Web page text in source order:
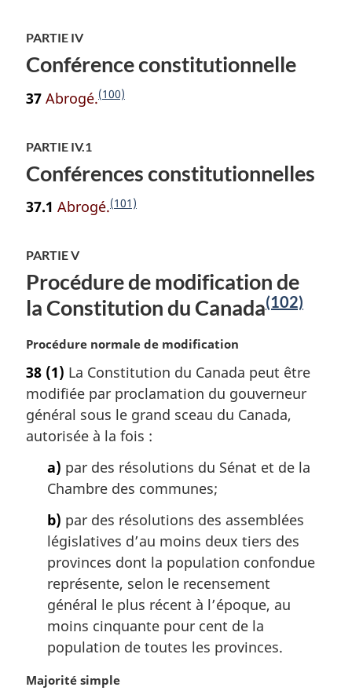
:
d
d
e
PARTIE IV
Conférence constitutionnelle
37 Abrogé.N
d
e
d
e
a
g
e
(100)
PARTIE IV.1
Conférences constitutionnelles
37.1 Abrogé.N
d
e
i
n
d
e
p
a
g
(101)
PARTIE V
Procédure de modification de
la Constitution du CanadaN
e
d
f
n
d
e
p
a
g
(102)
N
t
e
m
a
Procédure normale de modification
38 (1) La Constitution du Canada peut être
modifiée par proclamation du gouverneur
général sous le grand sceau du Canada,
autorisée à la fois :
a) par des résolutions du Sénat et de la
Chambre des communes;
b) par des résolutions des assemblées
législatives d’au moins deux tiers des
provinces dont la population confondue
représente, selon le recensement
général le plus récent à l’époque, au
moins cinquante pour cent de la
population de toutes les provinces.
N
Majorité simple